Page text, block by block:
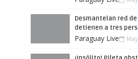
Desmantelan red
detienen a tres
Paraguay Live